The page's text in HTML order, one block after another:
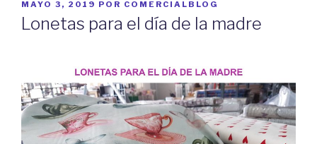
PUBLICADO
EL
MAYO 3, 2019 POR COMERCIALBLOG
Lonetas para el día de la madre